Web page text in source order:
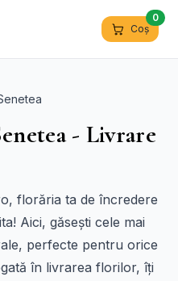
Coș
0
- Livrare
florăria ta de încredere
Aici, găsești cele mai
perfecte pentru orice
în livrarea florilor, îți